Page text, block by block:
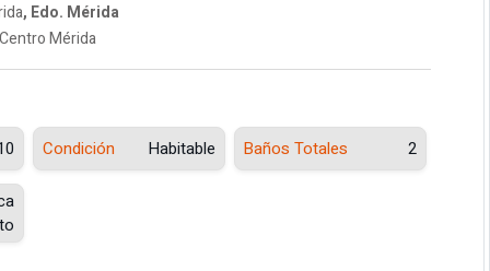
, Edo. Mérida
Centro Mérida
Condición Habitable Baños Totales 2